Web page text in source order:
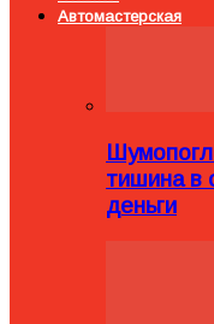
Автомастерская
тишина в
деньги